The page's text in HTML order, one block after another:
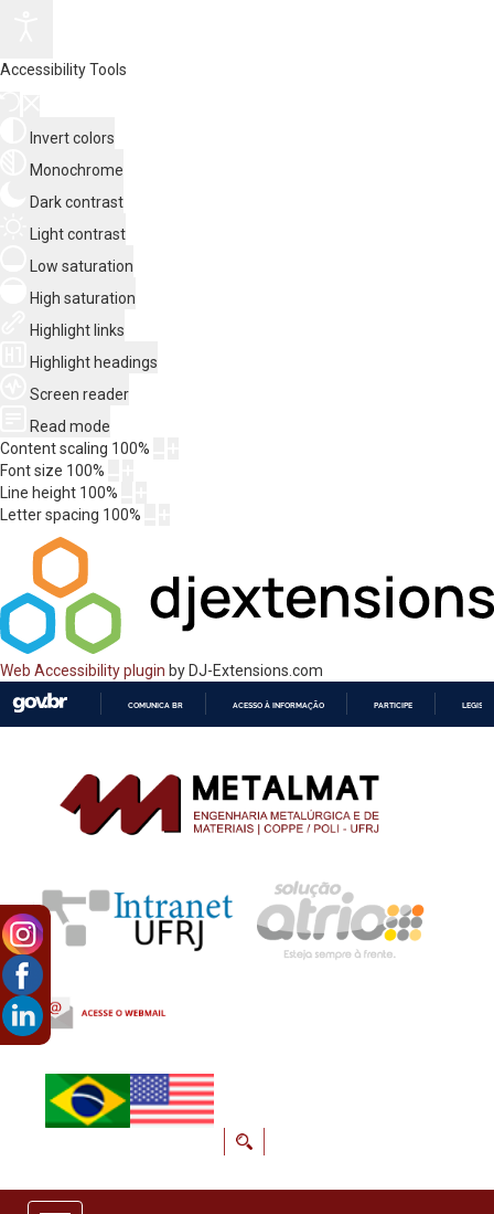
Accessibility Tools
Invert colors
Monochrome
Dark contrast
Light contrast
Low saturation
High saturation
Highlight links
Highlight headings
Screen reader
Read mode
Content scaling 100%
Font size 100%
Line height 100%
Letter spacing 100%
Web Accessibility plugin by DJ-Extensions.com
CONTEÚDO
COMUNICA BR ACESSO À INFORMAÇÃO PARTICIPE